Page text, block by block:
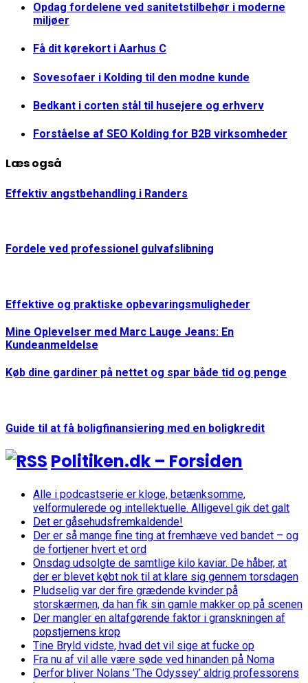
Opdag fordelene ved sanitetstilbehør i moderne
miljøer
Få dit kørekort i Aarhus C
Sovesofaer i Kolding til den modne kunde
Bedkant i corten stål til husejere og erhverv
Forståelse af SEO Kolding for B2B virksomheder
Læs også
Effektiv angstbehandling i Randers
Fordele ved professionel gulvafslibning
Effektive og praktiske opbevaringsmuligheder
Mine Oplevelser med Marc Lauge Jeans: En
Kundeanmeldelse
Køb dine gardiner på nettet og spar både tid og penge
Guide til at få boligfinansiering med en boligkredit
Politiken.dk – Forsiden
Alle i podcastserie er kloge, betænksomme,
velformulerede og intellektuelle. Alligevel gik det galt
Det er gåsehudsfremkaldende!
Der er så mange fine ting at fremhæve ved bandet – og
de fortjener hvert et ord
Onsdag udsolgte de samtlige kilo kaviar. De håber, at
der er blevet købt nok til at klare sig gennem torsdagen
Pludselig var der fire grædende kvinder på
storskærmen, da han fik sin gamle makker op på scenen
Der mangler en altafgørende faktor i granskningen af
popstjernens krop
Tine Bryld vidste, hvad det vil sige at fucke op
Fra nu af vil alle være søde ved hinanden på Noma
Derfor bliver Nolans ’The Odyssey’ aldrig professorens